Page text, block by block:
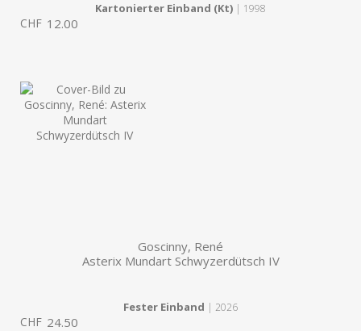
Kartonierter Einband (Kt) | 1998
CHF 12.00
Goscinny, René
Asterix Mundart Schwyzerdütsch IV
Fester Einband | 2026
CHF 24.50